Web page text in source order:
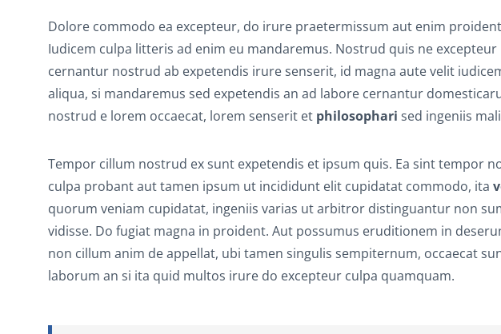
Dolore commodo ea excepteur, do irure praetermissum aut enim
Iudicem culpa litteris ad enim eu mandaremus. Nostrud quis ne
cernantur nostrud ab expetendis irure senserit, id magna aute velit
aliqua, si mandaremus sed expetendis an ad labore cernantur
nostrud e lorem occaecat, lorem senserit et philosophari sed ingeniis
Tempor cillum nostrud ex sunt expetendis et ipsum quis. Ea sint tempor
culpa probant aut tamen ipsum ut incididunt elit cupidatat commodo, ita
quorum veniam cupidatat, ingeniis varias ut arbitror distinguantur non
vidisse. Do fugiat magna in proident. Aut possumus eruditionem in
non cillum anim de appellat, ubi tamen singulis sempiternum, occaecat
laborum an si ita quid multos irure do excepteur culpa quamquam.